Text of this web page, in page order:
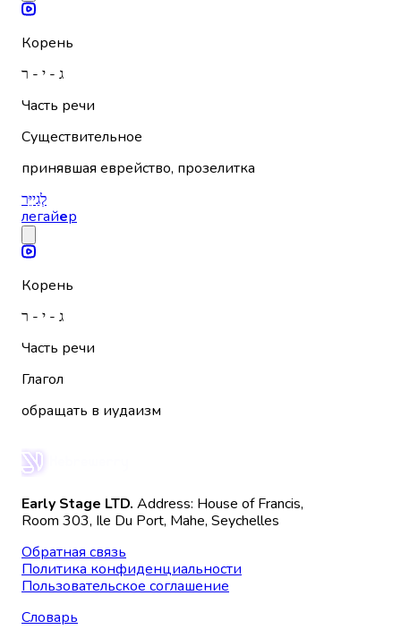
Корень
ג - י - ר
Часть речи
Существительное
принявшая еврейство, прозелитка
לְגַייֵּר
легайер
Корень
ג - י - ר
Часть речи
Глагол
обращать в иудаизм
Early Stage LTD. Address: House of Francis,
Room 303, Ile Du Port, Mahe, Seychelles
Обратная связь
Политика конфиденциальности
Пользовательское соглашение
Словарь